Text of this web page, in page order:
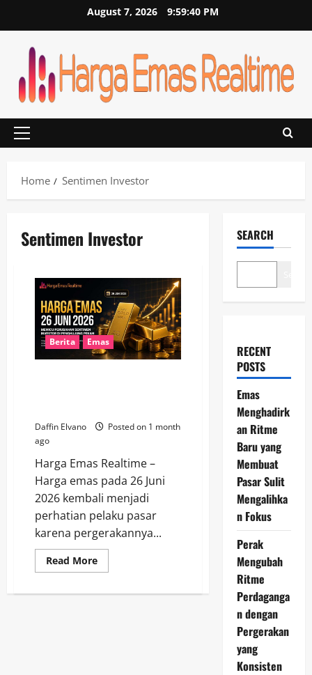
August 7, 2026 9:59:40 PM
Primary
Home
Sentimen Investor
Sentimen Investor
Berita Emas
Daffin Elvano
Posted on 1 month
ago
Harga Emas Realtime –
Harga emas pada 26 Juni
2026 kembali menjadi
perhatian pelaku pasar
karena pergerakannya...
Read MoreRead
more
Emas
SEARCH
RECENT
POSTS
Emas
Menghadirk
an Ritme
Baru yang
Membuat
Pasar Sulit
Mengalihka
n Fokus
Perak
Mengubah
Ritme
Perdaganga
n dengan
Pergerakan
yang
Konsisten